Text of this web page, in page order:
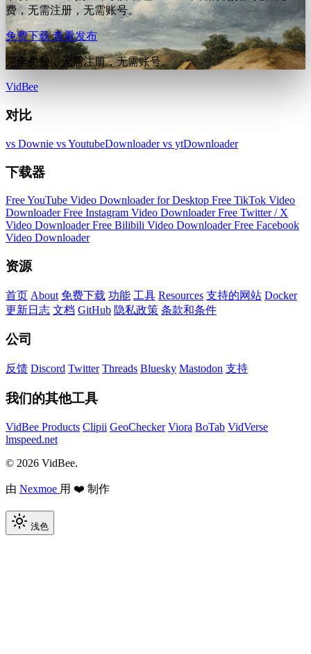
费，无需注册，无需账号。
免费下载查看发布
完全免费，无需注册，无需账号。
VidBee
对比
vs Downie vs YoutubeDownloadervs ytDownloader
下载器
Free YouTube Video Downloader for Desktop Free TikTok Video
DownloaderFree Instagram Video DownloaderFree Twitter / X
Video DownloaderFree Bilibili Video DownloaderFree Facebook
Video Downloader
资源
首页 About 免费下载 功能 工具 Resources 支持的网站 Docker
更新日志 文档 GitHub 隐私政策 条款和条件
公司
反馈 Discord Twitter Threads Bluesky Mastodon 支持
我们的其他工具
VidBee Products Clipii GeoChecker Viora BoTab VidVerse
lmspeed.net
© 2026 VidBee.
由 Nexmoe 用 ❤️ 制作
浅色